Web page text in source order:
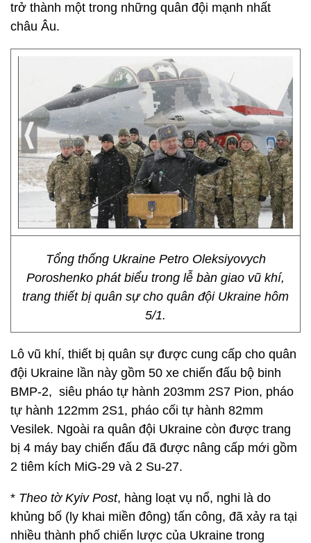
trở thành một trong những quân đội mạnh nhất
châu Âu.
Tổng thống Ukraine Petro Oleksiyovych
Poroshenko phát biểu trong lễ bàn giao vũ khí,
trang thiết bị quân sự cho quân đội Ukraine hôm
5/1.
Lô vũ khí, thiết bị quân sự được cung cấp cho quân
đội Ukraine lần này gồm 50 xe chiến đấu bộ binh
BMP-2, siêu pháo tự hành 203mm 2S7 Pion, pháo
tự hành 122mm 2S1, pháo cối tự hành 82mm
Vesilek. Ngoài ra quân đội Ukraine còn được trang
bị 4 máy bay chiến đấu đã được nâng cấp mới gồm
2 tiêm kích MiG-29 và 2 Su-27.
* Theo tờ Kyiv Post, hàng loạt vụ nổ, nghi là do
khủng bố (ly khai miền đông) tấn công, đã xảy ra tại
nhiều thành phố chiến lược của Ukraine trong